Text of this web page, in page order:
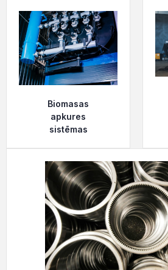
Biomasas
apkures
sistēmas